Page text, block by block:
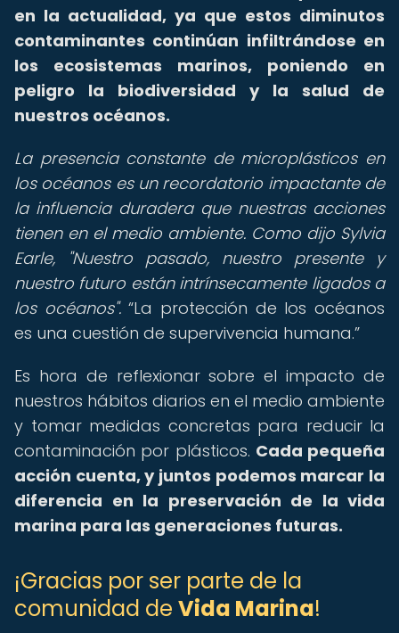
en la actualidad, ya que estos diminutos
contaminantes continúan infiltrándose en
los ecosistemas marinos, poniendo en
peligro la biodiversidad y la salud de
nuestros océanos.
La presencia constante de microplásticos en
los océanos es un recordatorio impactante de
la influencia duradera que nuestras acciones
tienen en el medio ambiente. Como dijo Sylvia
Earle, "Nuestro pasado, nuestro presente y
nuestro futuro están intrínsecamente ligados a
los océanos".
La protección de los océanos
es una cuestión de supervivencia humana.
Es hora de reflexionar sobre el impacto de
nuestros hábitos diarios en el medio ambiente
y tomar medidas concretas para reducir la
contaminación por plásticos. Cada pequeña
acción cuenta, y juntos podemos marcar la
diferencia en la preservación de la vida
marina para las generaciones futuras.
¡Gracias por ser parte de la
comunidad de Vida Marina!